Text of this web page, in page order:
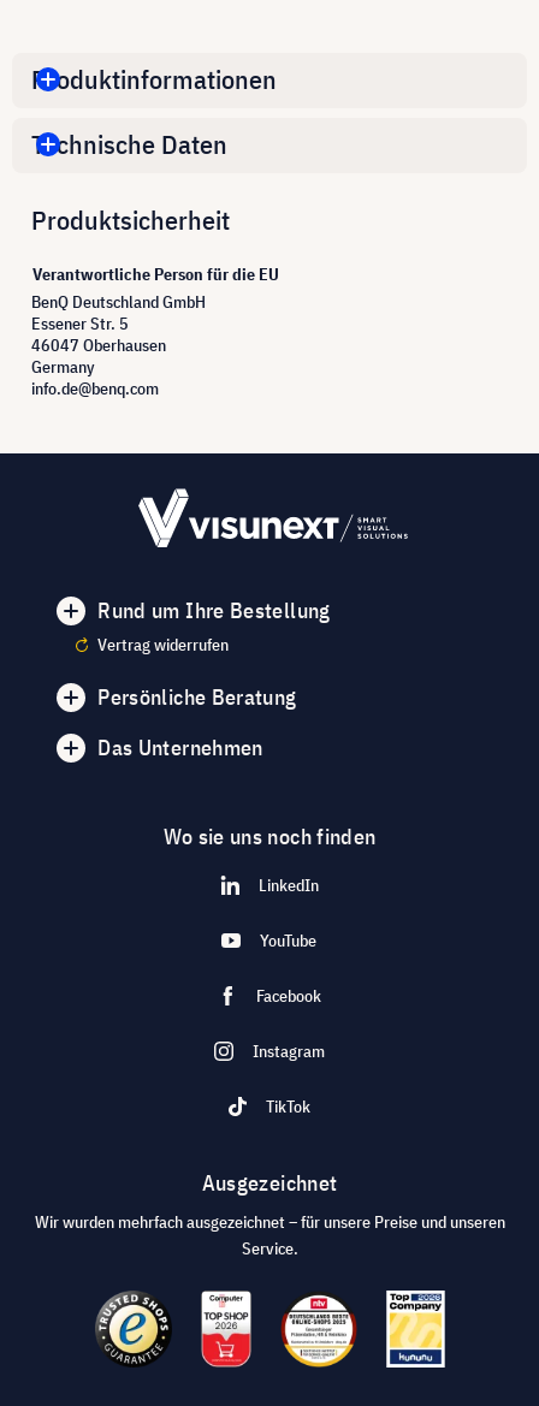
Produktinformationen
Technische Daten
Produktsicherheit
Verantwortliche Person für die EU
BenQ Deutschland GmbH
Essener Str. 5
46047 Oberhausen
Germany
info.de@benq.com
Rund um Ihre Bestellung
Vertrag widerrufen
Persönliche Beratung
Das Unternehmen
Wo sie uns noch finden
LinkedIn
YouTube
Facebook
Instagram
TikTok
Ausgezeichnet
Wir wurden mehrfach ausgezeichnet – für unsere Preise und unseren
Service.